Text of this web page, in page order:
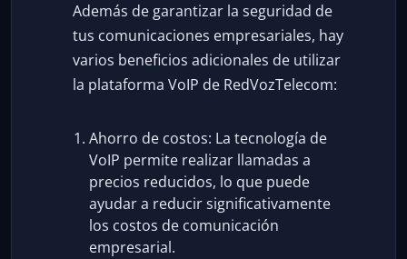
Además de garantizar la seguridad de
tus comunicaciones empresariales, hay
varios beneficios adicionales de utilizar
la plataforma VoIP de RedVozTelecom:
Ahorro de costos: La tecnología de
VoIP permite realizar llamadas a
precios reducidos, lo que puede
ayudar a reducir significativamente
los costos de comunicación
empresarial.